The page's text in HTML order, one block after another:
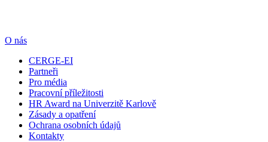
O nás
CERGE-EI
Partneři
Pro média
Pracovní příležitosti
HR Award na Univerzitě Karlově
Zásady a opatření
Ochrana osobních údajů
Kontakty